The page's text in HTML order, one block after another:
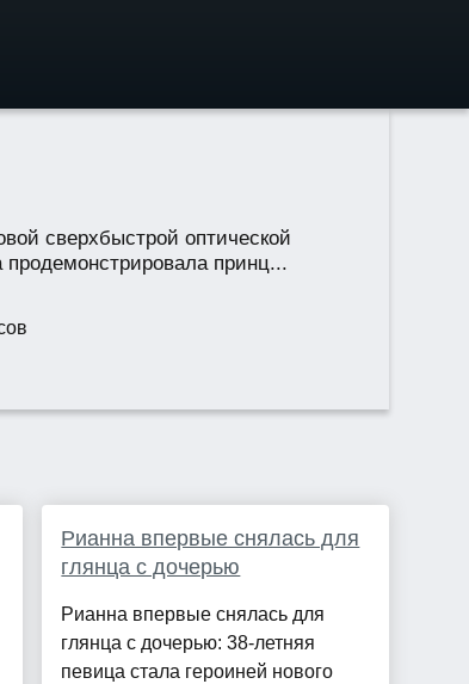
сверхбыстрой оптической
принц...
Рианна впервые снялась для
глянца с дочерью
Рианна впервые снялась для
глянца с дочерью: 38-летняя
певица стала героиней нового